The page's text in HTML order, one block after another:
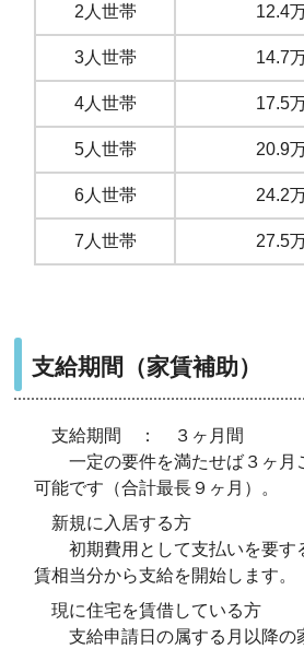
2人世帯 12.4
3人世帯 14.7
4人世帯 17.5
5人世帯 20.9
6人世帯 24.2
7人世帯 27.5
支給期間（家賃補助）
支給期間 ： ３ヶ月間
一定の要件を満たせば３ヶ月
可能です（合計最長９ヶ月）。
新規に入居する方
初期費用として支払いを要す
賃相当分から支給を開始します。
現に住宅を賃借している方
支給申請日の属する月以降の